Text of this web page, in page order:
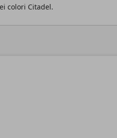
colori Citadel.